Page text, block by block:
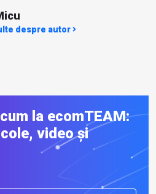
despre autor
la ecomTEAM:
video și